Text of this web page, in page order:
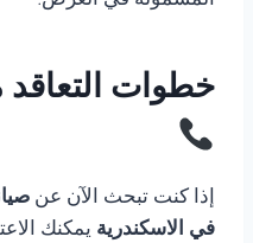
خطوات
إذا كنت تبحث الآن عن
في الاسكندرية يمكنك